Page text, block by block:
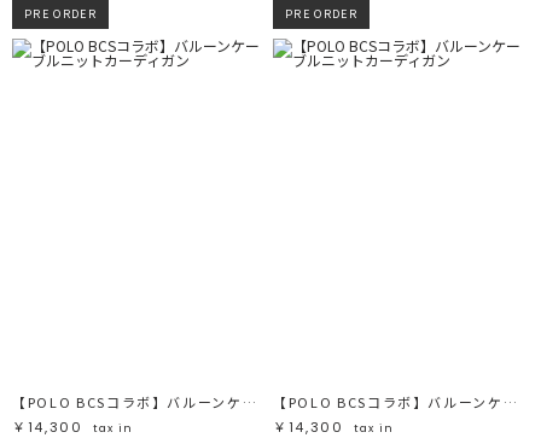
PRE ORDER
【POLO BCSコラボ】バルーンケーブルニットカーディガン
￥14,300
tax in
PRE ORDER
【POLO BCSコラボ】バルーンケーブルニットカーディガン
￥14,300
tax in